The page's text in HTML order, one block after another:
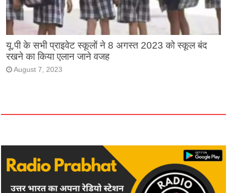
यू.पी के सभी प्राइवेट स्कूलों ने 8 अगस्त 2023 को स्कूल बंद
रखने का किया एलान जाने वजह
August 7, 2023